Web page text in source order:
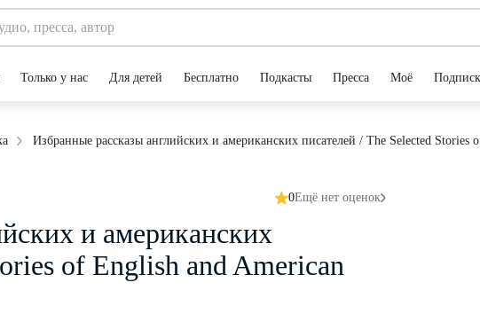
Только у нас Для детей Бесплатно Подкасты Пресса Моё
Избранные рассказы английских и американских писателей / The Selected Stories
0Ещё нет оценок
и американских
of English and American